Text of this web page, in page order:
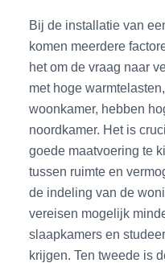
Bij de installatie van
komen meerdere
het om de vraag naar
met hoge
woonkamer, hebben
noordkamer. Het is
goede maatvoering te
tussen ruimte en
de indeling van de
vereisen mogelijk
slaapkamers en
krijgen. Ten tweede is